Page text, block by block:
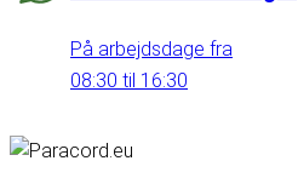
På arbejdsdage fra
08:30 til 16:30